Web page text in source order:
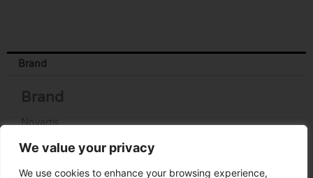
We value your privacy
We use cookies to enhance your browsing experience,
Brand
Brand
Novartis